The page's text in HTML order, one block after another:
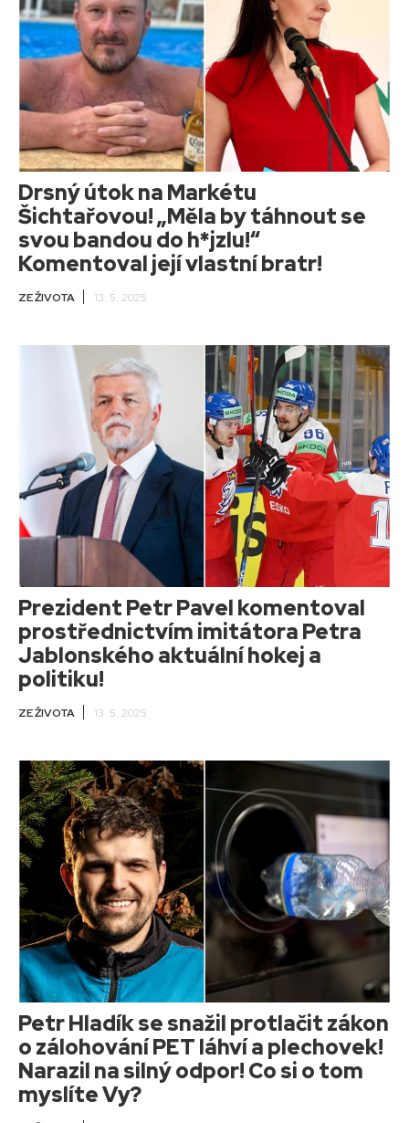
Drsný útok na Markétu
Šichtařovou! „Měla by táhnout se
svou bandou do h*jzlu!“
Komentoval její vlastní bratr!
ZE ŽIVOTA 13. 5. 2025
Prezident Petr Pavel komentoval
prostřednictvím imitátora Petra
Jablonského aktuální hokej a
politiku!
ZE ŽIVOTA 13. 5. 2025
Petr Hladík se snažil protlačit zákon
o zálohování PET láhví a plechovek!
Narazil na silný odpor! Co si o tom
myslíte Vy?